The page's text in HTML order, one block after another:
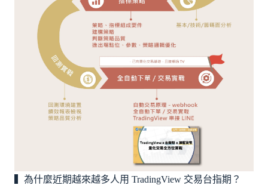
▍為什麼近期越來越多人用 TradingView 交易台指期？